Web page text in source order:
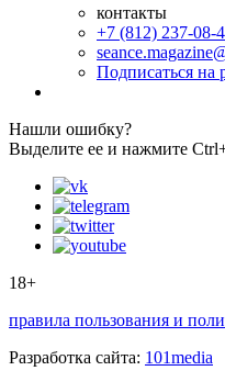
контакты
+7 (812) 237-08-
Подписаться на
Нашли ошибку?
Выделите ее и нажмите
18+
правила пользования и
Разработка сайта: 101media